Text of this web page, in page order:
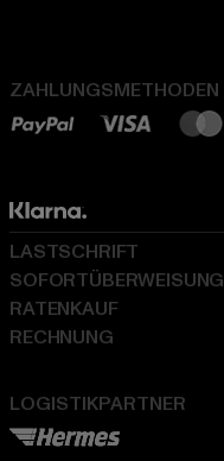
ZAHLUNGSMETHODEN
LOGISTIKPARTNER
LASTSCHRIFT
SOFORTÜBERWEISUNG
RATENKAUF
RECHNUNG